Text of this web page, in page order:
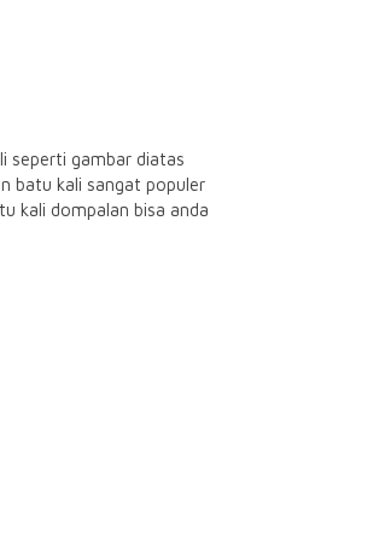
seperti gambar diatas
batu kali sangat populer
kali dompalan bisa anda